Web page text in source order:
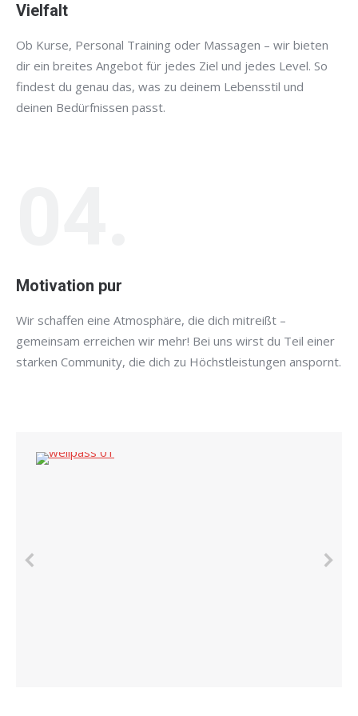
Vielfalt
Ob Kurse, Personal Training oder Massagen – wir bieten
dir ein breites Angebot für jedes Ziel und jedes Level. So
findest du genau das, was zu deinem Lebensstil und
deinen Bedürfnissen passt.
Motivation pur
Wir schaffen eine Atmosphäre, die dich mitreißt –
gemeinsam erreichen wir mehr! Bei uns wirst du Teil einer
starken Community, die dich zu Höchstleistungen anspornt.